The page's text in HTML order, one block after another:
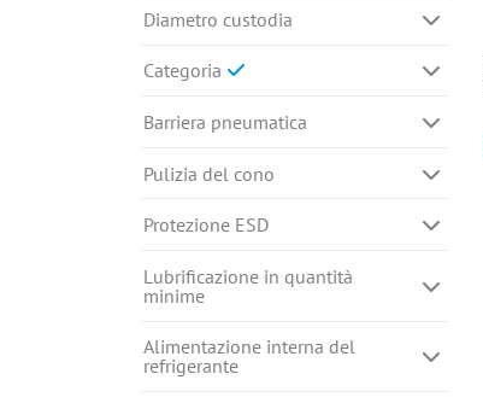
Diametro custodia
Categoria
Barriera pneumatica
Pulizia del cono
Protezione ESD
Lubrificazione in quantità
minime
Alimentazione interna del
refrigerante